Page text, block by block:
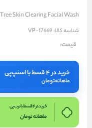
Skin Clearing Facial Wash
شناسه کالا: VP-17669
قیمت:
خرید در ۴ قسط با اسنپ‌پی
ماهانهتومان
خرید در 4 قسط با ترب پی
ماهانهتومان